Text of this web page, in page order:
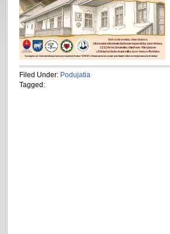
Filed Under: Podujatia
Tagged: